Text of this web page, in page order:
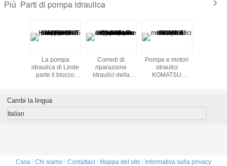
Più Parti di pompa idraulica
La pompa
idraulica di Linde
parte il blocco
HPR105 HPR160
Corredi di
riparazione
idraulici della
HPV102 per
Pompe e motori
idraulici
KOMATSU
Cambi la lingua
Italian
Casa Chi siamo Contattaci Mappa del sito
Informativa sulla privacy